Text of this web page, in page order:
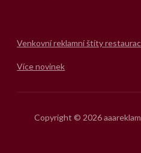
Venkovní reklamní štíty
Více novinek
Copyright © 2026